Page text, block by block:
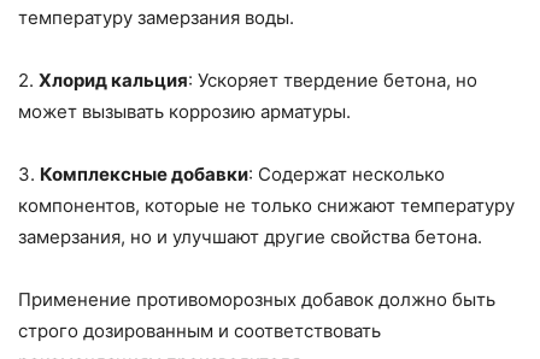
температуру замерзания воды.
2. Хлорид кальция: Ускоряет твердение бетона, но
может вызывать коррозию арматуры.
3. Комплексные добавки: Содержат несколько
компонентов, которые не только снижают температуру
замерзания, но и улучшают другие свойства бетона.
Применение противоморозных добавок должно быть
строго дозированным и соответствовать